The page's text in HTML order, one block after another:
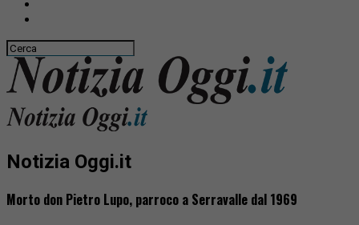
Notizia Oggi.it
Morto don Pietro Lupo, parroco a Serravalle dal 1969